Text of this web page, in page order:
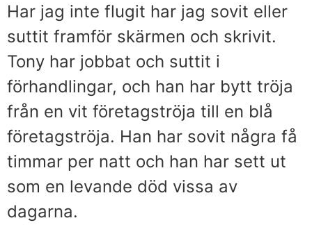
Har jag inte flugit har jag sovit eller
suttit framför skärmen och skrivit.
Tony har jobbat och suttit i
förhandlingar, och han har bytt tröja
från en vit företagströja till en blå
företagströja. Han har sovit några få
timmar per natt och han har sett ut
som en levande död vissa av
dagarna.